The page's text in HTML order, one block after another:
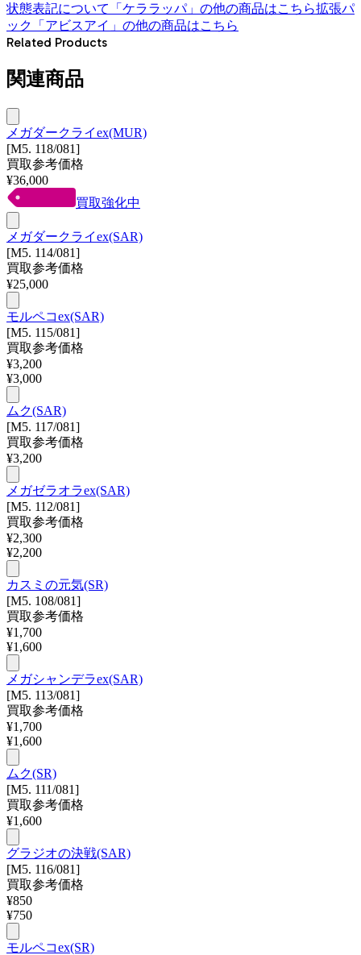
状態表記について
「 ケララッパ」の他の商品はこちら拡張パ
ック「アビスアイ」 の他の商品はこちら
Related Products
関連商品
メガダークライex(MUR)
[M5. 118/081]
買取参考価格
¥36,000
買取強化中
メガダークライex(SAR)
[M5. 114/081]
買取参考価格
¥25,000
モルペコex(SAR)
[M5. 115/081]
買取参考価格
¥3,200
¥3,000
ムク(SAR)
[M5. 117/081]
買取参考価格
¥3,200
メガゼラオラex(SAR)
[M5. 112/081]
買取参考価格
¥2,300
¥2,200
カスミの元気(SR)
[M5. 108/081]
買取参考価格
¥1,700
¥1,600
メガシャンデラex(SAR)
[M5. 113/081]
買取参考価格
¥1,700
¥1,600
ムク(SR)
[M5. 111/081]
買取参考価格
¥1,600
グラジオの決戦(SAR)
[M5. 116/081]
買取参考価格
¥850
¥750
モルペコex(SR)